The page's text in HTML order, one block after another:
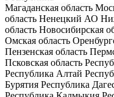
Магаданская область
область Ненецкий АО
область Новосибирская
Омская область
Пензенская область
Псковская область
Республика Алтай
Бурятия Республика